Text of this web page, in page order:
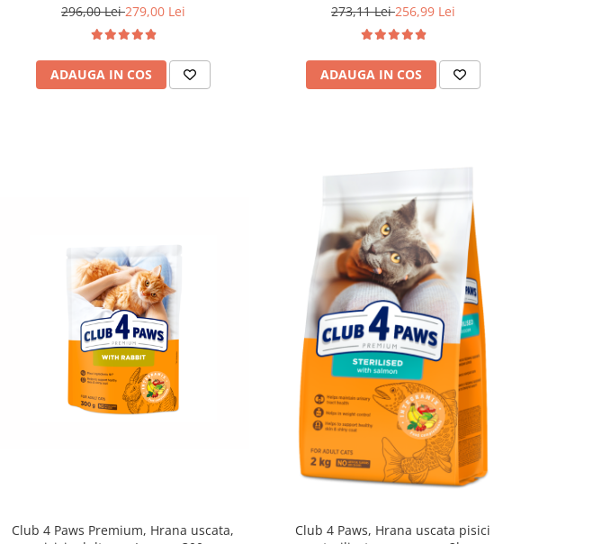
296,00 Lei279,00 Lei
ADAUGA IN COS
273,11 Lei256,99 Lei
ADAUGA IN COS
Club 4 Paws Premium, Hrana uscata,
Club 4 Paws, Hrana uscata pisici